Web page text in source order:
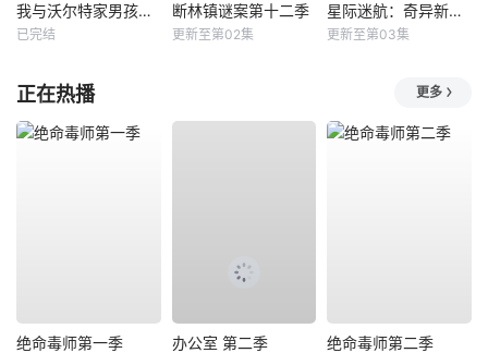
我与沃尔特家男孩的生活第三季
已完结
断林镇谜案第十二季
更新至第02集
星际迷航：奇异新世界第四季
更新至第03集
正在热播 更多
绝命毒师第一季 办公室 第二季 绝命毒师第二季